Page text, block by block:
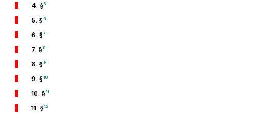
4. §5
5. §6
6. §7
7. §8
8. §9
9. §10
10. §11
11. §12